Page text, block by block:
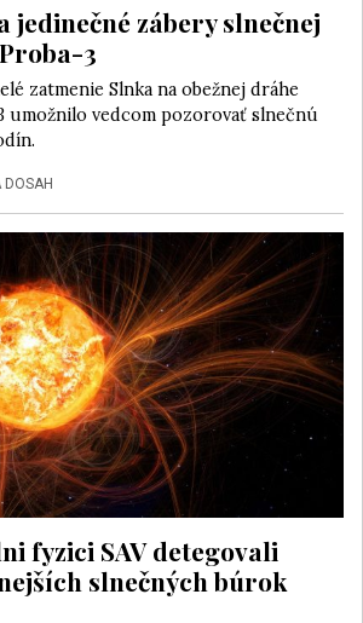
jedinečné zábery slnečnej
3
zatmenie Slnka na obežnej dráhe
umožnilo vedcom pozorovať slnečnú
DOSAH
fyzici SAV detegovali
slnečných búrok